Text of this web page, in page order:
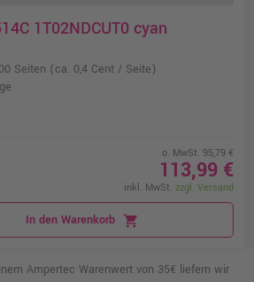
1T02NDCUT0 cyan
Seiten (ca. 0,4 Cent / Seite)
o. MwSt. 95,79 €
113,99 €
inkl. MwSt. zzgl. Versand
In den Warenkorb shopping_cart
Ampertec Warenwert von 35€ liefern wir